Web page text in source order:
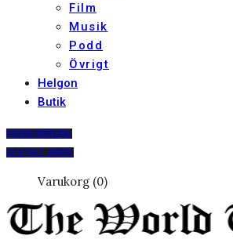
Film
Musik
Podd
Övrigt
Helgon
Butik
PRENUMERERA
DIGITALT ARKIV
Varukorg (0)